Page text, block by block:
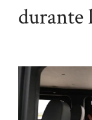
durante